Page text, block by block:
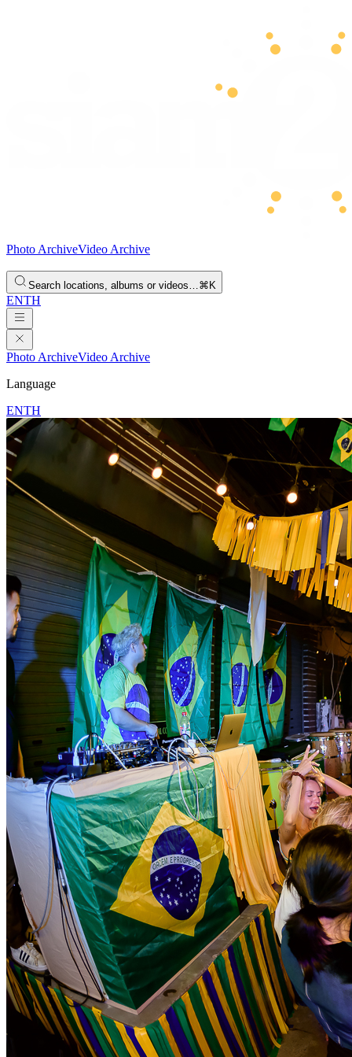
Photo ArchiveVideo Archive
Search locations, albums or videos…⌘K
ENTH
Photo ArchiveVideo Archive
Language
ENTH